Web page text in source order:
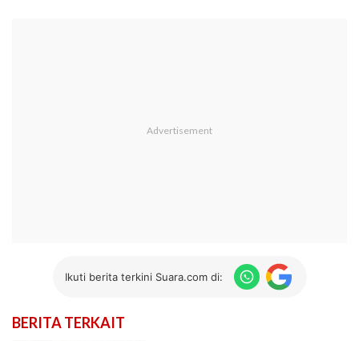
Ikuti berita terkini Suara.com di:
BERITA TERKAIT